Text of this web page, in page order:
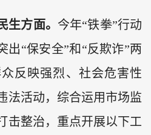
方面。 今年“铁拳”行动
出“保安全”和“反欺诈”两
反映强烈、社会危害性
法活动，综合运用市场监
击整治，重点开展以下工